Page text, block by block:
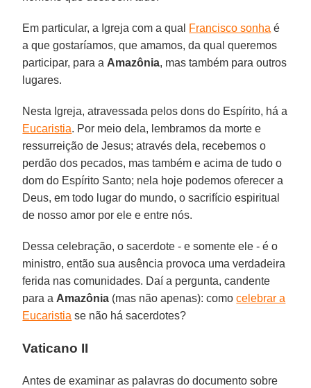
Em particular, a Igreja com a qual Francisco sonha é
a que gostaríamos, que amamos, da qual queremos
participar, para a Amazônia, mas também para outros
lugares.
Nesta Igreja, atravessada pelos dons do Espírito, há a
Eucaristia. Por meio dela, lembramos da morte e
ressurreição de Jesus; através dela, recebemos o
perdão dos pecados, mas também e acima de tudo o
dom do Espírito Santo; nela hoje podemos oferecer a
Deus, em todo lugar do mundo, o sacrifício espiritual
de nosso amor por ele e entre nós.
Dessa celebração, o sacerdote - e somente ele - é o
ministro, então sua ausência provoca uma verdadeira
ferida nas comunidades. Daí a pergunta, candente
para a Amazônia (mas não apenas): comocelebrar a
Eucaristia se não há sacerdotes?
Vaticano II
Antes de examinar as palavras do documento sobre